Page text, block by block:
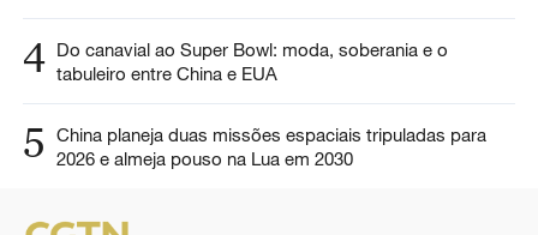
4 Do canavial ao Super Bowl: moda, soberania e o
tabuleiro entre China e EUA
5
China planeja duas missões espaciais tripuladas para
2026 e almeja pouso na Lua em 2030